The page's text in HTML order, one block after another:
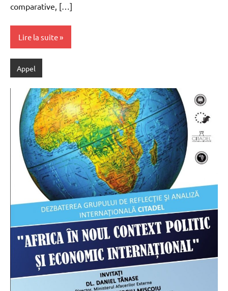
comparative, […]
Lire la suite
Appel